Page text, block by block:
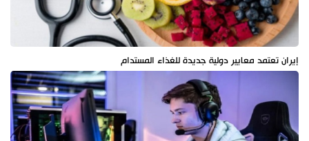
إيران تعتمد معايير دولية جديدة للغذاء المستدام